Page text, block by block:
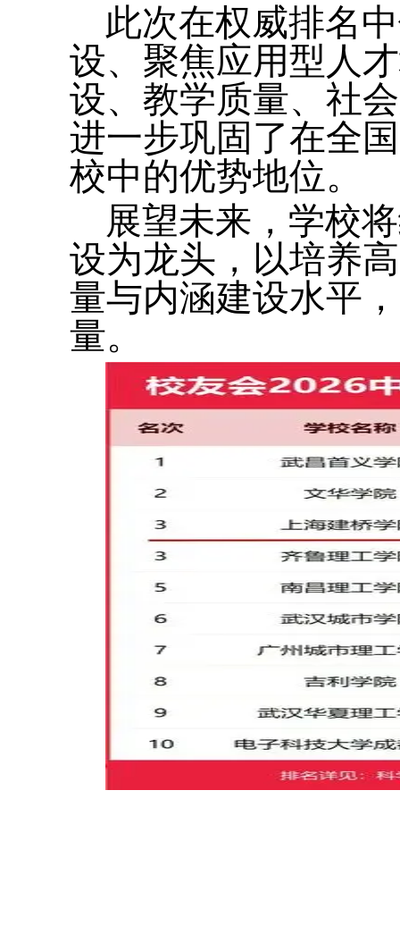
此次在权威排名
设、聚焦应用型人
设、教学质量、社
进一步巩固了在全
校中的优势地位。
展望未来，学校
设为龙头，以培养
量与内涵建设水平
量。